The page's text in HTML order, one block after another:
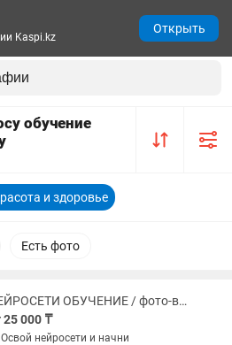
обучение
и здоровье
Есть фото
НЕЙРОСЕТИ ОБУЧЕНИЕ / фото-видео контент с нуля
25 000 ₸
нейросети и начни
Kaspi.kz
Открыть